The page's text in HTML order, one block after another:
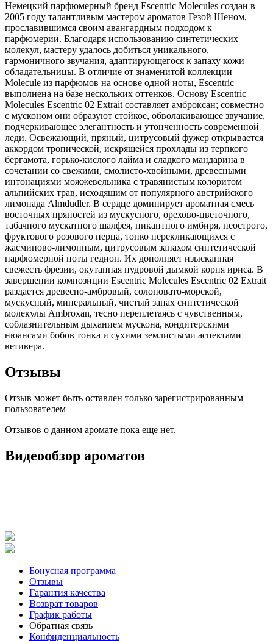
Немецкий парфюмерный бренд Escentric Molecules создан в
2005 году талантливым мастером ароматов Гезой Шеном,
прославившимся своим авангардным подходом к
парфюмерии. Благодаря использованию синтетических
молекул, мастеру удалось добиться уникального,
гармоничного звучания, адаптирующегося к запаху кожи
обладательницы. В отличие от знаменитой коллекции
Molecule из парфюмов на основе одной ноты, Escentric
выполнена на базе нескольких оттенков. Основу Escentric
Molecules Escentric 02 Extrait составляет амброксан; совместно
с мусконом они образуют стойкое, обволакивающее звучание,
подчеркивающее элегантность и утонченность современной
леди. Освежающий, пряный, цитрусовый фужер открывается
аккордом тропической, искрящейся прохлады из терпкого
бергамота, горько-кислого лайма и сладкого мандарина в
сочетании со свежими, смолисто-хвойными, древесными
интонациями можжевельника с травянистым колоритом
альпийских трав, исходящим от популярного австрийского
лимонада Almdudler. В сердце доминирует ароматная смесь
восточных пряностей из мускусного, орехово-цветочного,
табачного мускатного шалфея, пикантного имбиря, неострого,
фруктового розового перца, тонко перекликающихся с
жасминово-лимонным, цитрусовым запахом синтетической
парфюмерной ноты гедион. Их дополняет изысканная
свежесть фрезии, окутанная пудровой дымкой корня ириса. В
завершении композиции Escentric Molecules Escentric 02 Extrait
раздается древесно-амбровый, солоновато-морской,
мускусный, минеральный, чистый запах синтетической
молекулы Ambroxan, тесно переплетаясь с чувственным,
соблазнительным дыханием мускона, кондитерскими
нюансами бобов тонка и сухими землистыми аспектами
ветивера.
Отзывы
Отзыв может быть оставлен только зарегистрированным
пользователем
Отзывов о данном аромате пока еще нет.
Видеообзор ароматов
Бонусная программа
Отзывы
Гарантия качества
Возврат товаров
График работы
Обратная связь
Конфиденциальность